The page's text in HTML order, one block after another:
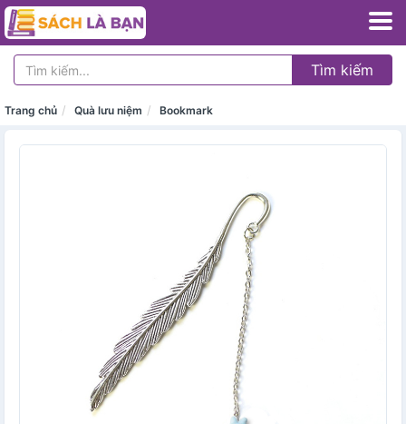
Tìm kiếm
Trang chủ Quà lưu niệm Bookmark